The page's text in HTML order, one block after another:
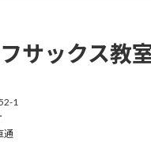
サックス教
1
通